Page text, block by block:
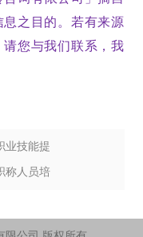
息之目的。若有来源
您与我们联系，我
业技能提
称人员培